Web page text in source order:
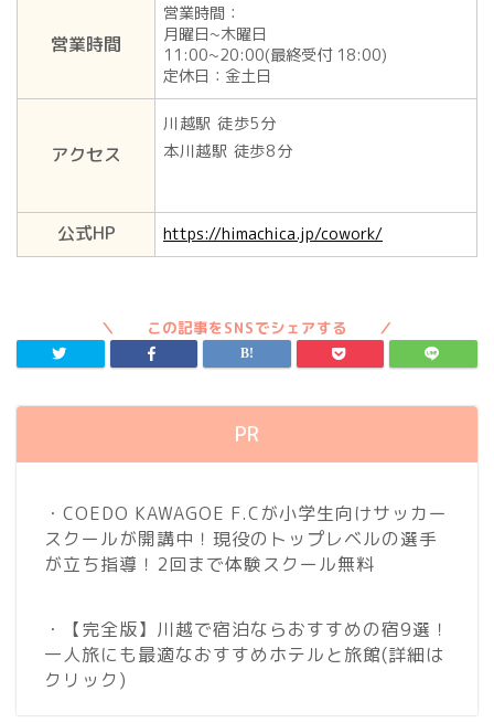
営業時間
営業時間：
月曜日~木曜日
11:00~20:00(最終受付 18:00)
定休日：金土日
アクセス
川越駅 徒歩5分
本川越駅 徒歩8分
公式HP https://himachica.jp/cowork/
PR
・COEDO KAWAGOE F.Cが小学生向けサッカー
スクールが開講中！現役のトップレベルの選手
が立ち指導！2回まで体験スクール無料
・【完全版】川越で宿泊ならおすすめの宿9選！
一人旅にも最適なおすすめホテルと旅館(詳細は
クリック)